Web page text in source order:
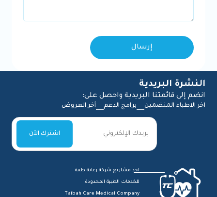
النشرة البريدية
انضم إلى قائمتنا البريدية واحصل على:
اخر الاطباء المنضمين برامج الدعم أخر العروض
احد مشاريع شركة رعاية طيبة
للخدمات الطبية المحدودة
Taibah Care Medical Company